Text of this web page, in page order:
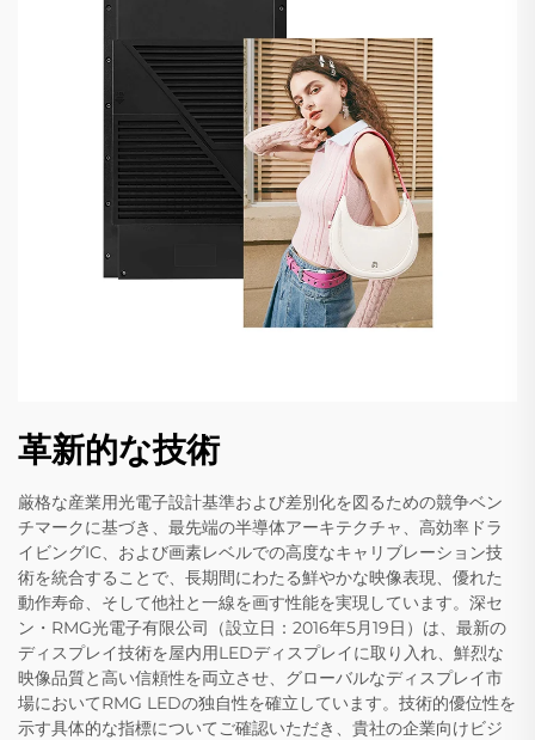
革新的な技術
厳格な産業用光電子設計基準および差別化を図るための競争ベン
チマークに基づき、最先端の半導体アーキテクチャ、高効率ドラ
イビングIC、および画素レベルでの高度なキャリブレーション技
術を統合することで、長期間にわたる鮮やかな映像表現、優れた
動作寿命、そして他社と一線を画す性能を実現しています。深セ
ン・RMG光電子有限公司（設立日：2016年5月19日）は、最新の
ディスプレイ技術を屋内用LEDディスプレイに取り入れ、鮮烈な
映像品質と高い信頼性を両立させ、グローバルなディスプレイ市
場においてRMG LEDの独自性を確立しています。技術的優位性を
示す具体的な指標についてご確認いただき、貴社の企業向けビジ